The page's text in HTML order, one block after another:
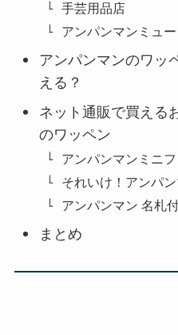
手芸用品店
アンパンマンミュ
アンパンマンのワッ
える？
ネット通販で買える
のワッペン
アンパンマンミニ
それいけ！アンパ
アンパンマン 名札
まとめ